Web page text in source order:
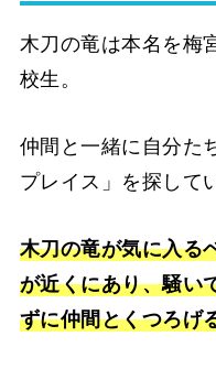
木刀の竜は本名を梅
校生。
仲間と一緒に自分た
プレイス」を探して
木刀の竜が気に入る
が近くにあり、騒い
ずに仲間とくつろげ